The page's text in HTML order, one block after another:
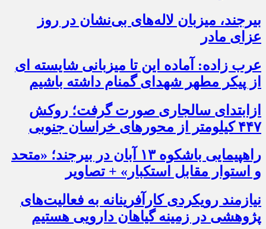
بیرجند، میزبان لاله‌های بی‌نشان در روز
عزای مادر
عرب زاده: آماده این تا میزبانی شایسته ای
از پیکر مطهر شهدای گمنام داشته باشیم
ازابتدای سالجاری صورت گرفت؛ روکش
۴۴۷ کیلومتر از محورهای خراسان جنوبی
راهپیمایی باشکوه ۱۳ آبان در بیرجند؛ «متحد
و استوار مقابل استکبار» + تصاویر
نیازمند رویکردی کارآفرینانه به فعالیت‌های
پژوهشی در زمینه گیاهان دارویی هستیم